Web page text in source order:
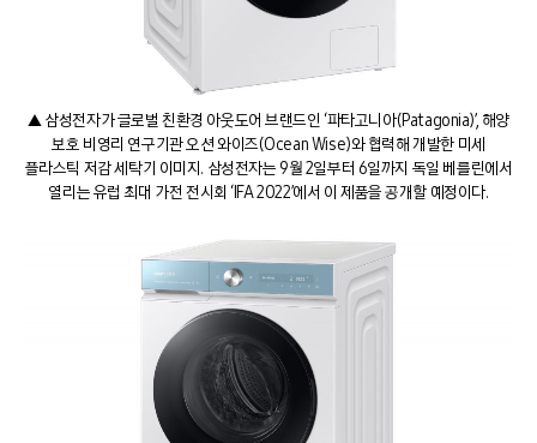
▲ 삼성전자가 글로벌 친환경 아웃도어 브랜드인 ‘파타고니아(Patagonia)’, 해양
보호 비영리 연구기관 오션 와이즈(Ocean Wise)와 협력해 개발한 미세
플라스틱 저감 세탁기 이미지. 삼성전자는 9월 2일부터 6일까지 독일 베를린에서
열리는 유럽 최대 가전 전시회 ‘IFA 2022’에서 이 제품을 공개할 예정이다.